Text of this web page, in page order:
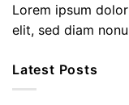
Lorem ipsum
elit, sed diam
Latest Posts